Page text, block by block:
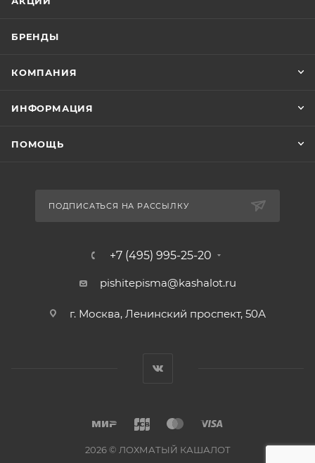
БРЕНДЫ
КОМПАНИЯ
ИНФОРМАЦИЯ
ПОМОЩЬ
ПОДПИСАТЬСЯ НА РАССЫЛКУ
+7 (495) 995-25-20​
pishitepisma@kashalot.ru
г. Москва, Ленинский проспект, 50А​
2026 © ЛОХМАТЫЙ КАШАЛОТ